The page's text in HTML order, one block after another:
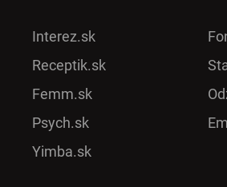
Interez.sk
Receptik.sk
Femm.sk
Psych.sk
Yimba.sk